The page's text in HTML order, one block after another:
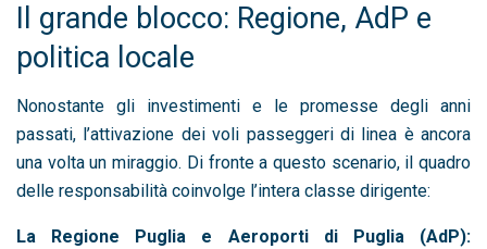
Il grande blocco: Regione, AdP e
politica locale
Nonostante gli investimenti e le promesse degli anni
passati, l’attivazione dei voli passeggeri di linea è ancora
una volta un miraggio. Di fronte a questo scenario, il quadro
delle responsabilità coinvolge l’intera classe dirigente:
La Regione Puglia e Aeroporti di Puglia (AdP):